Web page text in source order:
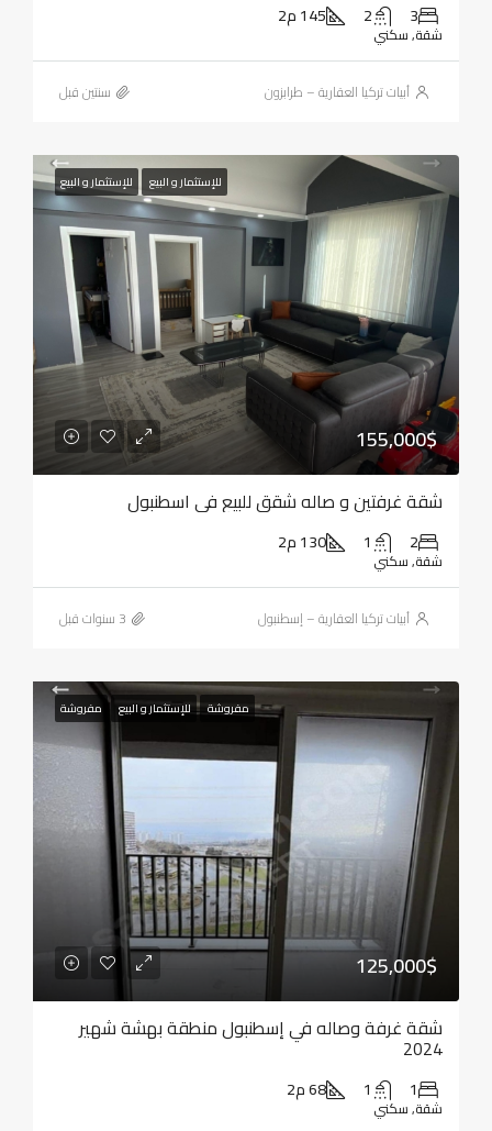
3
2 145 م2
شقة, سكني
أبيات تركيا العقارية – طرابزون ‏سنتين قبل
للإستثمار و البيع للإستثمار و البيع
155,000$
شقة غرفتين و صاله شقق للبيع في اسطنبول
2
1 130 م2
شقة, سكني
أبيات تركيا العقارية – إسطنبول
مفروشة للإستثمار و البيع مفروشة
125,000$
شقة غرفة وصاله في إسطنبول منطقة بهشة شهير
2024
1
1 68 م2
شقة, سكني